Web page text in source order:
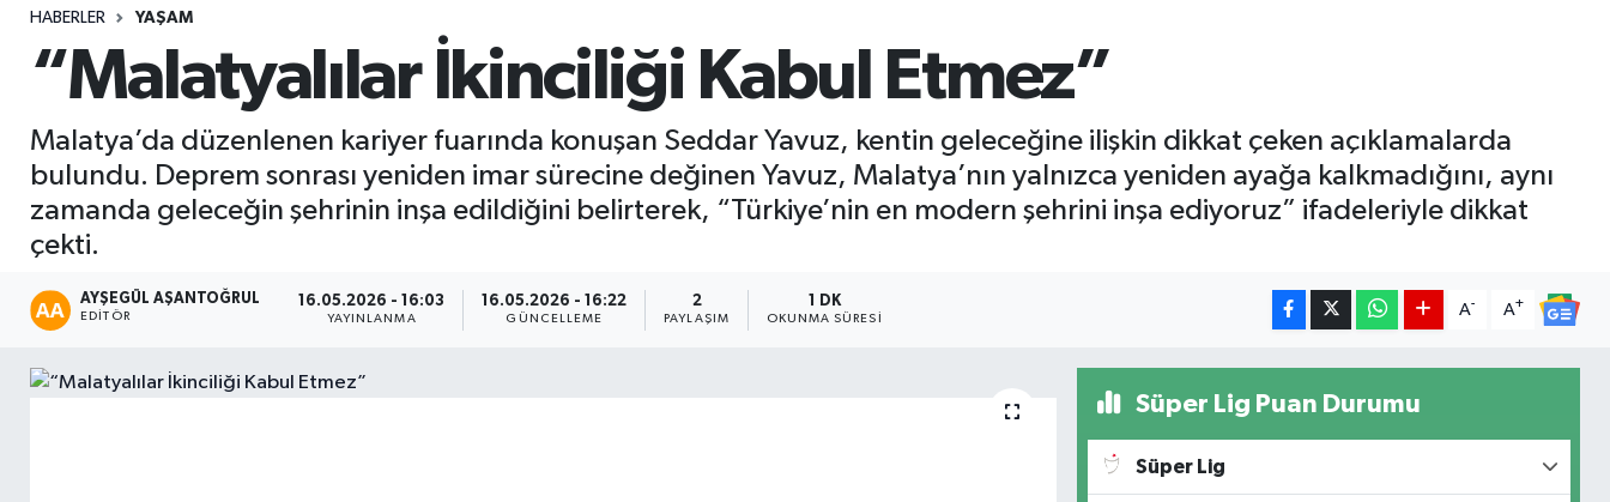
HABERLER YAŞAM
“Malatyalılar İkinciliği Kabul Etmez”
Malatya’da düzenlenen kariyer fuarında konuşan Seddar Yavuz, kentin geleceğine ilişkin dikkat çeken açıklamalarda
bulundu. Deprem sonrası yeniden imar sürecine değinen Yavuz, Malatya’nın yalnızca yeniden ayağa kalkmadığını, aynı
zamanda geleceğin şehrinin inşa edildiğini belirterek, “Türkiye’nin en modern şehrini inşa ediyoruz” ifadeleriyle dikkat
çekti.
AYŞEGÜL AŞANTOĞRUL
EDITÖR
16.05.2026 - 16:03
YAYINLANMA
16.05.2026 - 16:22
GÜNCELLEME
2
PAYLAŞIM
1 DK
OKUNMA SÜRESI
A- A+
Süper Lig Puan Durumu
Süper Lig
Seri İlan
Siyaset
Spor
Yaşam